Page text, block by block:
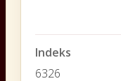
Indeks
6326